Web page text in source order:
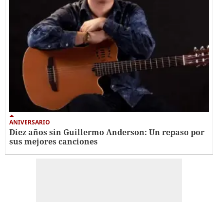
ANIVERSARIO
Diez años sin Guillermo Anderson: Un repaso por
sus mejores canciones